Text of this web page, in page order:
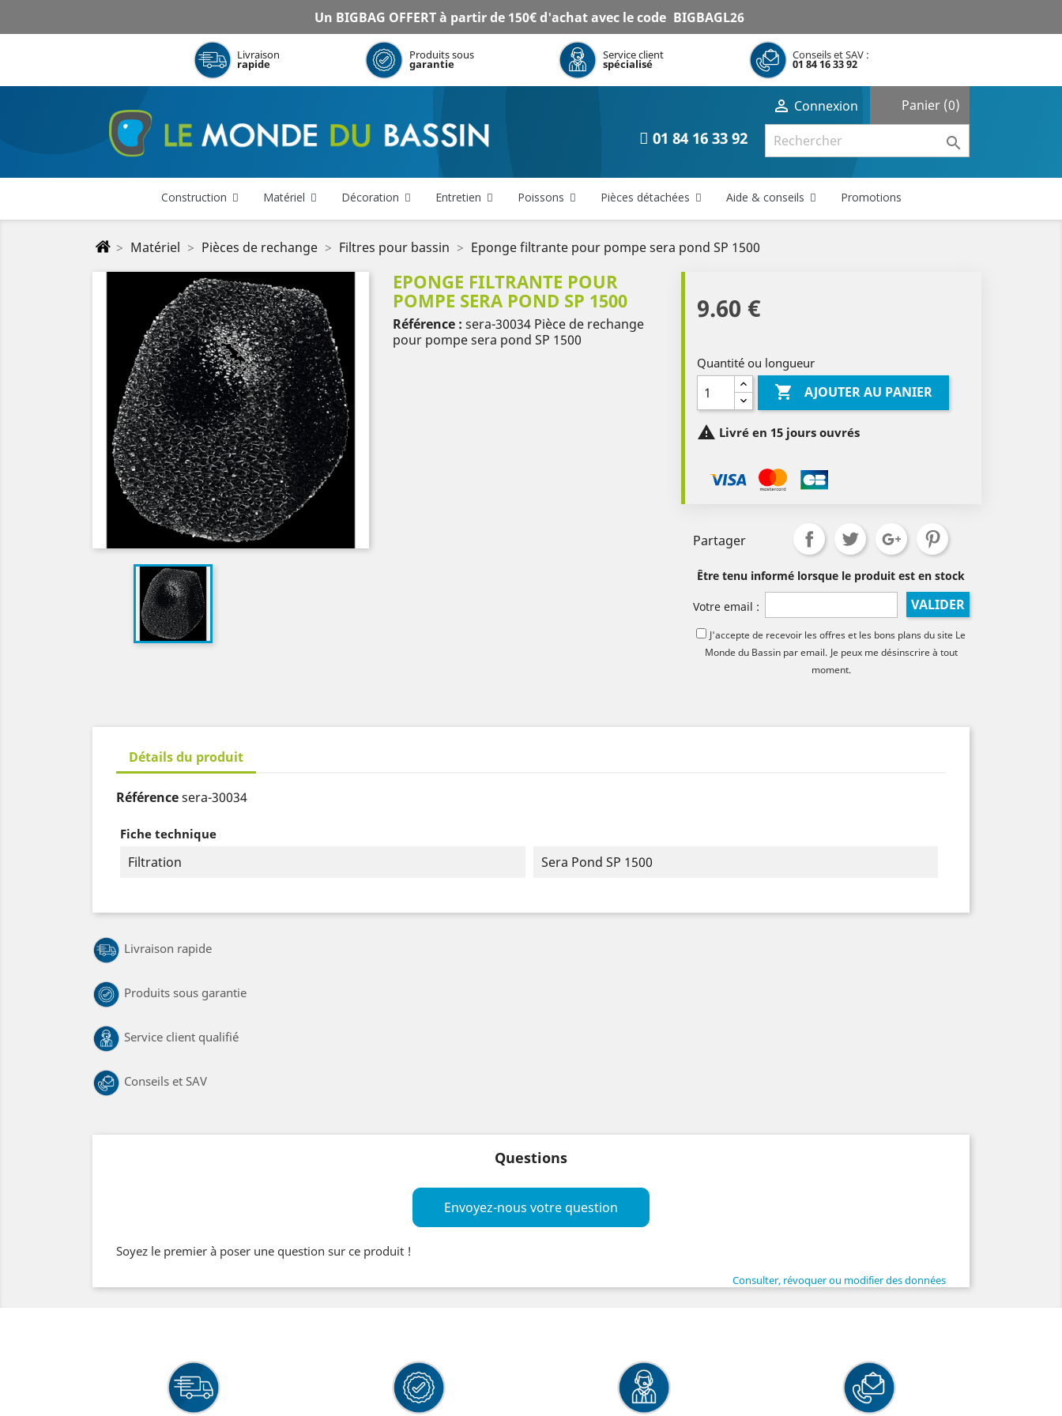
Un BIGBAG OFFERT à partir de 150€ d'achat avec le code BIGBAGL26
Livraison
rapide
Produits sous
garantie
Service client
spécialisé
Conseils et SAV :
01 84 16 33 92
 Connexion Panier (0)
01 84 16 33 92 
Construction Matériel Décoration Entretien Poissons Pièces détachées Aide & conseils Promotions
Matériel Pièces de rechange Filtres pour bassin Eponge filtrante pour pompe sera pond SP 1500
EPONGE FILTRANTE POUR
POMPE SERA POND SP 1500
Référence : sera-30034Pièce de rechange
pour pompe sera pond SP 1500
9.60 €
Quantité ou longueur
 AJOUTER AU PANIER
 Livré en 15 jours ouvrés
Partager
Être tenu informé lorsque le produit est en stock
Votre email : VALIDER
J'accepte de recevoir les offres et les bons plans du site Le
Monde du Bassin par email. Je peux me désinscrire à tout
moment.
Détails du produit
Référencesera-30034
Fiche technique
Filtration Sera Pond SP 1500
Livraison rapide
Produits sous garantie
Service client qualifié
Conseils et SAV
Questions
Envoyez-nous votre question
Soyez le premier à poser une question sur ce produit !
Consulter, révoquer ou modifier des données